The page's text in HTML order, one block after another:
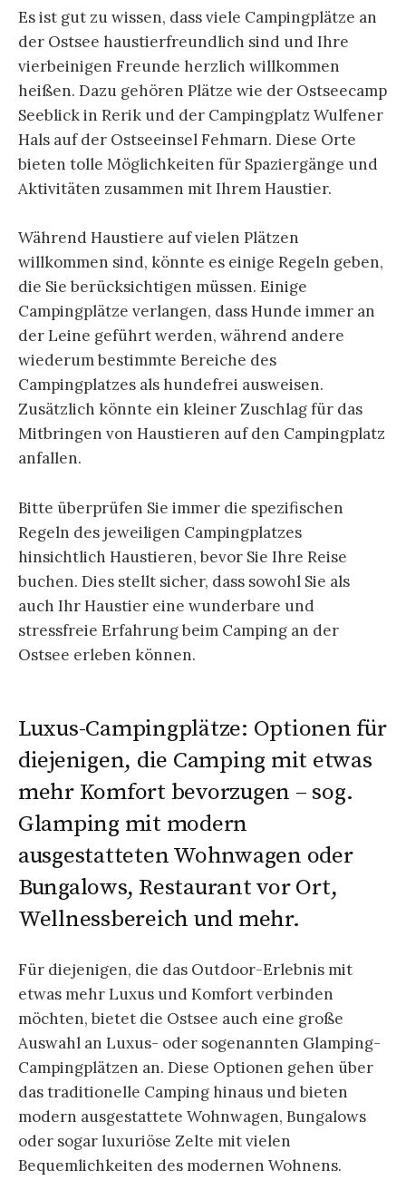
Es ist gut zu wissen, dass viele Campingplätze an
der Ostsee haustierfreundlich sind und Ihre
vierbeinigen Freunde herzlich willkommen
heißen. Dazu gehören Plätze wie der Ostseecamp
Seeblick in Rerik und der Campingplatz Wulfener
Hals auf der Ostseeinsel Fehmarn. Diese Orte
bieten tolle Möglichkeiten für Spaziergänge und
Aktivitäten zusammen mit Ihrem Haustier.
Während Haustiere auf vielen Plätzen
willkommen sind, könnte es einige Regeln geben,
die Sie berücksichtigen müssen. Einige
Campingplätze verlangen, dass Hunde immer an
der Leine geführt werden, während andere
wiederum bestimmte Bereiche des
Campingplatzes als hundefrei ausweisen.
Zusätzlich könnte ein kleiner Zuschlag für das
Mitbringen von Haustieren auf den Campingplatz
anfallen.
Bitte überprüfen Sie immer die spezifischen
Regeln des jeweiligen Campingplatzes
hinsichtlich Haustieren, bevor Sie Ihre Reise
buchen. Dies stellt sicher, dass sowohl Sie als
auch Ihr Haustier eine wunderbare und
stressfreie Erfahrung beim Camping an der
Ostsee erleben können.
Luxus-Campingplätze: Optionen für
diejenigen, die Camping mit etwas
mehr Komfort bevorzugen – sog.
Glamping mit modern
ausgestatteten Wohnwagen oder
Bungalows, Restaurant vor Ort,
Wellnessbereich und mehr.
Für diejenigen, die das Outdoor-Erlebnis mit
etwas mehr Luxus und Komfort verbinden
möchten, bietet die Ostsee auch eine große
Auswahl an Luxus- oder sogenannten Glamping-
Campingplätzen an. Diese Optionen gehen über
das traditionelle Camping hinaus und bieten
modern ausgestattete Wohnwagen, Bungalows
oder sogar luxuriöse Zelte mit vielen
Bequemlichkeiten des modernen Wohnens.